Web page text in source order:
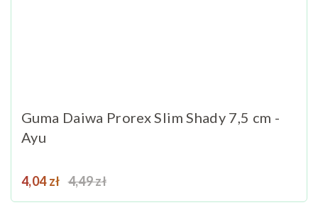
Guma Daiwa Prorex Slim Shady 7,5 cm -
Ayu
Cena
4,04 zł Cena podstawowa
4,49 zł